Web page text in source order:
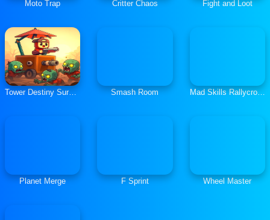
Moto Trap Critter Chaos Fight and Loot
Tower Destiny Survive Smash Room Mad Skills Rallycross
Planet Merge F Sprint Wheel Master